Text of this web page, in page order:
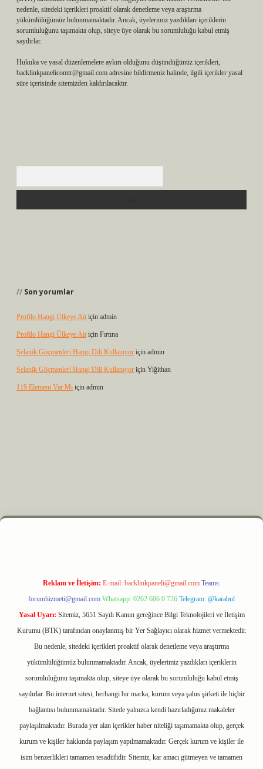
nedenle, sitedeki içerikleri proaktif olarak denetleme veya araştırma
yükümlülüğümüz bulunmamaktadır. Ancak, üyelerimiz yazdıkları içeriklerin
sorumluluğunu taşımakta olup, siteye üye olarak bu sorumluluğu kabul etmiş
sayılırlar.
Hukuka ve yasal düzenlemelere aykırı olduğunu düşündüğünüz içerikleri,
backlinkpanelicomtr@gmail.com adresine bildirmeniz halinde, ilgili içerikler yasal
süre içerisinde sitemizden kaldırılacaktır.
Son yorumlar
Profilo Hangi Ülkeye Ait için admin
Profilo Hangi Ülkeye Ait için Fırtına
Selanik Göçmenleri Hangi Dili Kullanıyor için admin
Selanik Göçmenleri Hangi Dili Kullanıyor için Yiğithan
119 Element Var Mı için admin
m elexbet
Reklam ve İletişim: E-mail: backlinkpaneli@gmail.com Teams:
forumhizmeti@gmail.com Whatsapp: 0262 606 0 726 Telegram: @karabul
Yasal Uyarı: Sitemiz, 5651 Sayılı Kanun gereğince Bilgi Teknolojileri ve İletişim
Kurumu (BTK) tarafından onaylanmış bir Yer Sağlayıcı olarak hizmet vermektedir.
Bu nedenle, sitedeki içerikleri proaktif olarak denetleme veya araştırma
yükümlülüğümüz bulunmamaktadır. Ancak, üyelerimiz yazdıkları içeriklerin
sorumluluğunu taşımakta olup, siteye üye olarak bu sorumluluğu kabul etmiş
sayılırlar. Bu internet sitesi, herhangi bir marka, kurum veya şahıs şirketi ile hiçbir
bağlantısı bulunmamaktadır. Sitede yalnızca kendi hazırladığımız makaleler
paylaşılmaktadır. Burada yer alan içerikler haber niteliği taşımamakta olup, gerçek
kurum ve kişiler hakkında paylaşım yapılmamaktadır. Gerçek kurum ve kişiler ile
isim benzerlikleri tamamen tesadüfidir. Sitemiz, kar amacı gütmeyen ve tamamen